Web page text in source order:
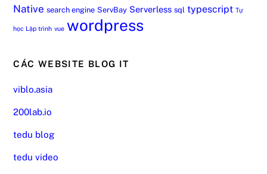
Native search engine ServBay Serverless sql typescript Tự
học Lập trình vue wordpress
CÁC WEBSITE BLOG IT
viblo.asia
200lab.io
tedu blog
tedu video